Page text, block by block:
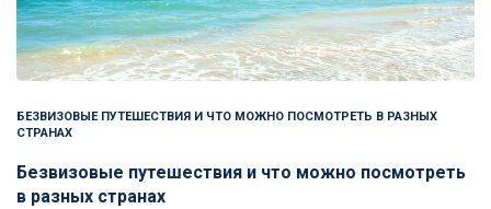
БЕЗВИЗОВЫЕ ПУТЕШЕСТВИЯ И ЧТО МОЖНО ПОСМОТРЕТЬ В РАЗНЫХ
СТРАНАХ
Безвизовые путешествия и что можно посмотреть
в разных странах